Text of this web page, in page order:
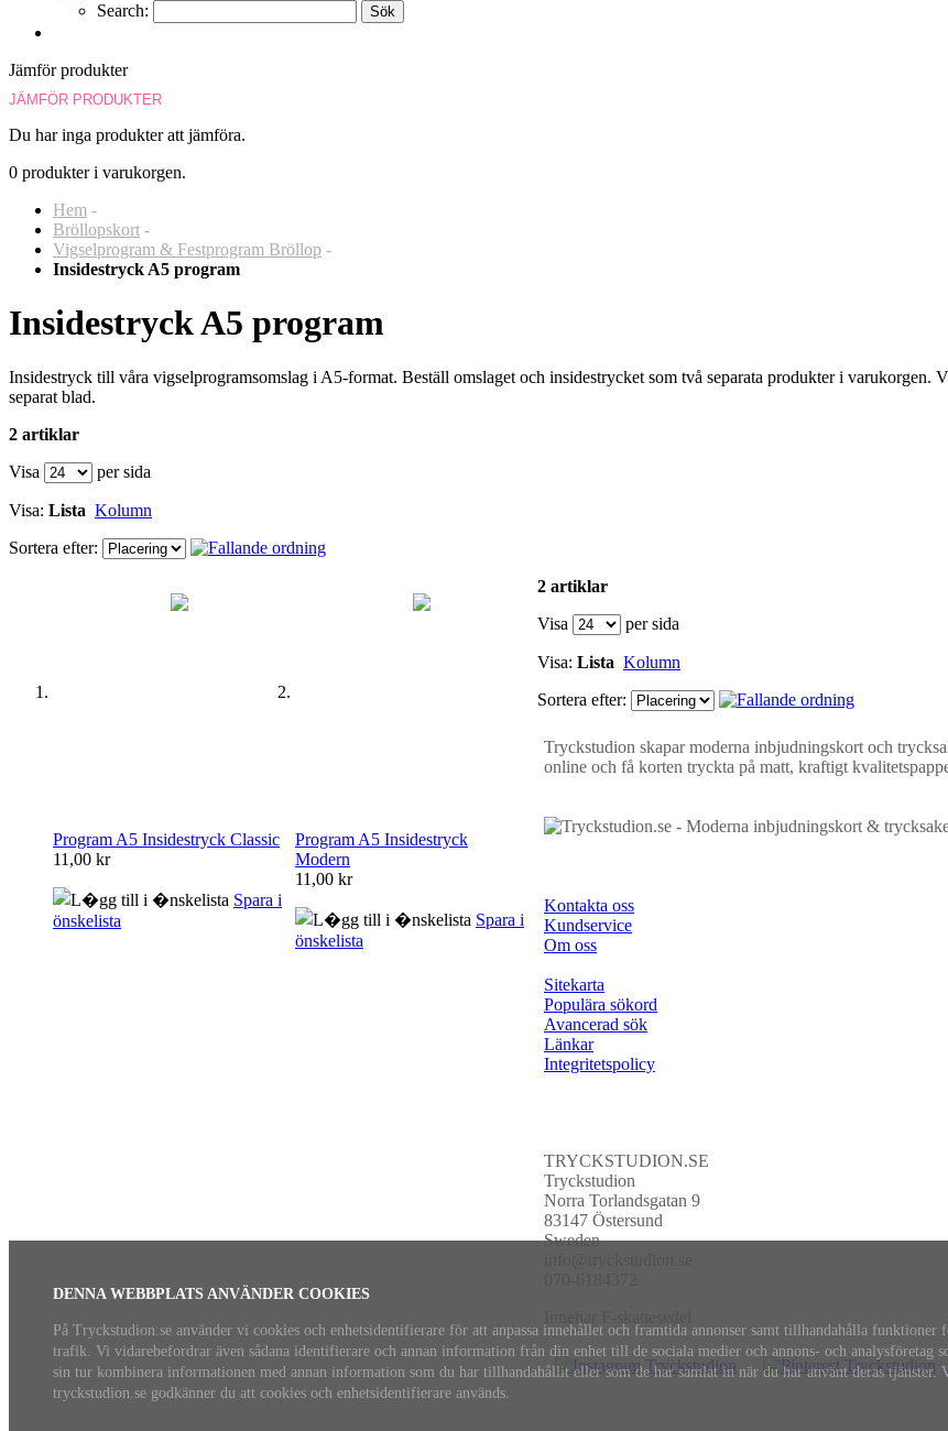
DENNA WEBBPLATS ANVÄNDER COOKIES
På Tryckstudion.se använder vi cookies och enhetsidentifierare för att anpassa innehållet och framtida annonser samt tillhandahålla funktioner
trafik. Vi vidarebefordrar även sådana identifierare och annan information från din enhet till de sociala medier och annons- och analysföretag
sin tur kombinera informationen med annan information som du har tillhandahållit eller som de har samlat in när du har använt deras tjänster.
tryckstudion.se godkänner du att cookies och enhetsidentifierare används.
Search:
Sök
Jämför produkter
JÄMFÖR PRODUKTER
Du har inga produkter att jämföra.
0 produkter i varukorgen.
Hem -
Bröllopskort -
Vigselprogram & Festprogram Bröllop -
Insidestryck A5 program
Insidestryck A5 program
Insidestryck till våra vigselprogramsomslag i A5-format. Beställ omslaget och insidestrycket som två separata produkter i varukorgen.
separat blad.
2 artiklar
Visa
per sida
Visa: Lista Kolumn
Sortera efter:
Program A5 Insidestryck Classic
11,00 kr
Spara i
önskelista
Program A5 Insidestryck
Modern
11,00 kr
Spara i
önskelista
2 artiklar
Visa
per sida
Visa: Lista Kolumn
Sortera efter:
Tryckstudion skapar moderna inbjudningskort och
online och få korten tryckta på matt, kraftigt
Kontakta oss
Kundservice
Om oss
Sitekarta
Populära sökord
Avancerad sök
Länkar
Integritetspolicy
TRYCKSTUDION.SE
Tryckstudion
Norra Torlandsgatan 9
83147 Östersund
Sweden